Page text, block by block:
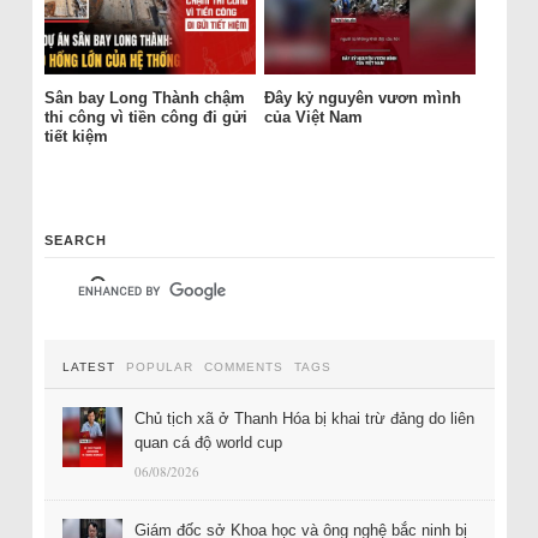
Sân bay Long Thành chậm
thi công vì tiền công đi gửi
tiết kiệm
Đây kỷ nguyên vươn mình
của Việt Nam
SEARCH
LATEST POPULAR COMMENTS TAGS
Chủ tịch xã ở Thanh Hóa bị khai trừ đảng do liên
quan cá độ world cup
06/08/2026
Giám đốc sở Khoa học và ông nghệ bắc ninh bị